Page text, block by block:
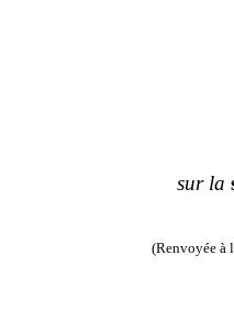
sur la
(Renvoyée à